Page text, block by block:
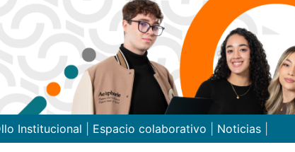
Institucional Espacio colaborativo Noticias